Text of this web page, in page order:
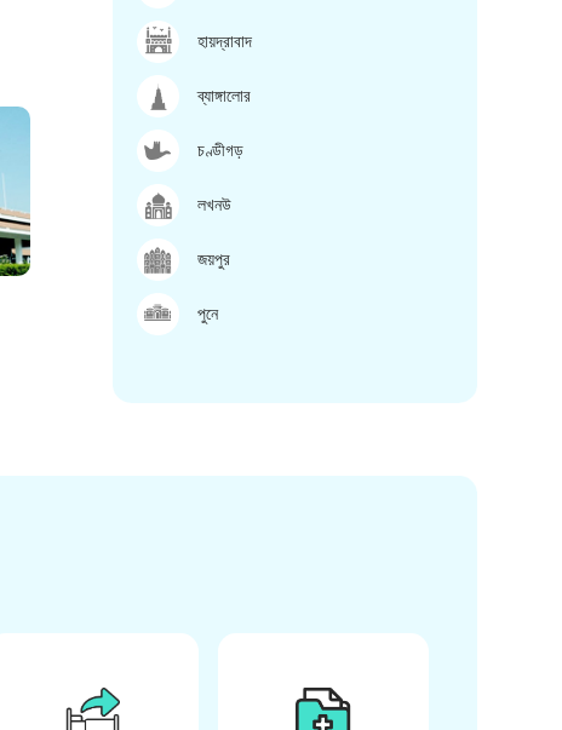
হায়দ্রাবাদ
ব্যাঙ্গালোর
চণ্ডীগড়
লখনউ
জয়পুর
পুনে